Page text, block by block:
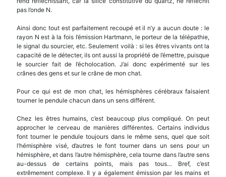
pas l’onde N.
Ainsi donc tout est parfaitement recoupé et il n’y a aucun doute : le
rayon N est à la fois l’émission Hartmann, le porteur de la télépathie,
le signal du sourcier, etc. Seulement voilà : si les êtres vivants ont la
capacité de le détecter, ils ont aussi la propriété de l’émettre, puisque
le sourcier fait de l’écholocation. J’ai donc expérimenté sur les
crânes des gens et sur le crâne de mon chat.
Pour ce qui est de mon chat, les hémisphères cérébraux faisaient
tourner le pendule chacun dans un sens différent.
Chez les êtres humains, c’est beaucoup plus compliqué. On peut
approcher le cerveau de manières différentes. Certains individus
font tourner le pendule toujours dans le même sens, quel que soit
l’hémisphère visé, d’autres le font tourner dans un sens pour un
hémisphère, et dans l’autre hémisphère, cela tourne dans l’autre sens
au-dessus de certains points, mais pas tous… Bref, c’est
extrêmement complexe. Il y a également émission par les mains et